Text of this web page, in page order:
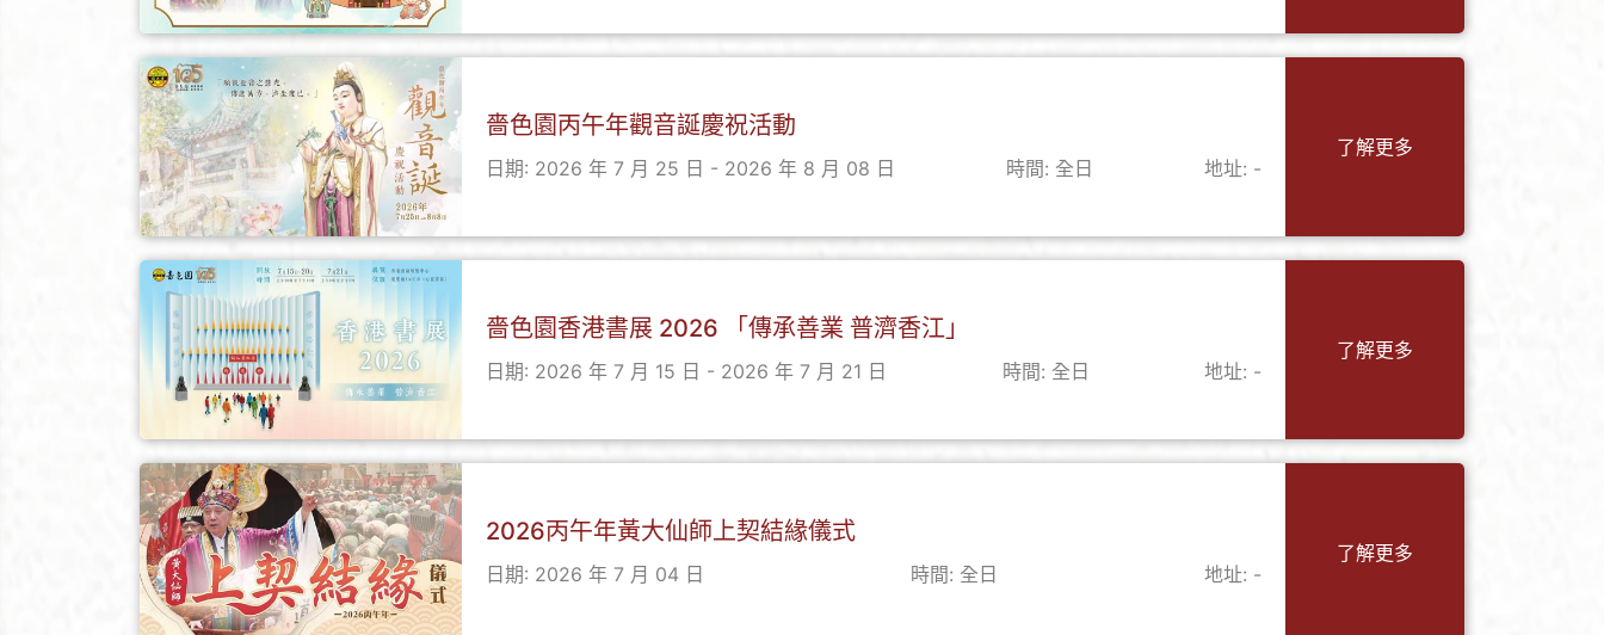
嗇色園丙午年觀音誕慶祝活動
日期: 2026 年 7 月 25 日 - 2026 年 8 月 08 日 時間: 全日 地址: -
了解更多
嗇色園香港書展 2026 「傳承善業 普濟香江」
日期: 2026 年 7 月 15 日 - 2026 年 7 月 21 日 時間: 全日 地址: -
了解更多
2026丙午年黃大仙師上契結緣儀式
日期: 2026 年 7 月 04 日 時間: 全日 地址: -
了解更多